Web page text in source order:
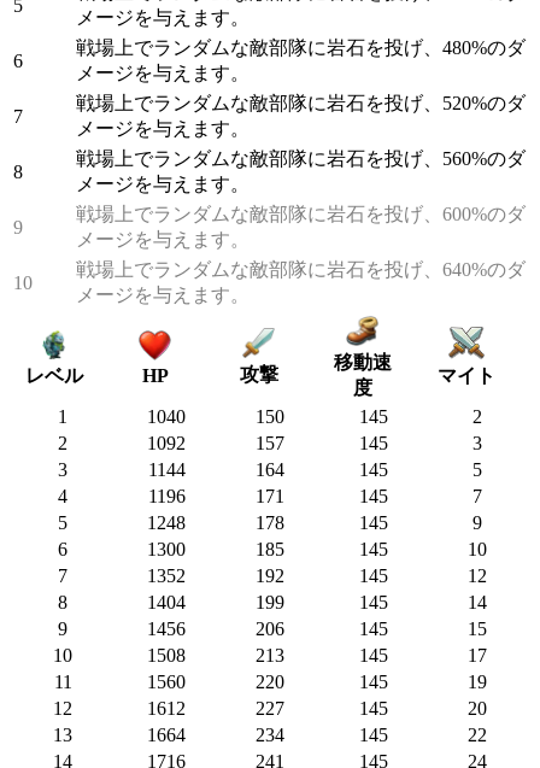
5
メージを与えます。
6
戦場上でランダムな敵部隊に岩石を投げ、480%のダ
メージを与えます。
7
戦場上でランダムな敵部隊に岩石を投げ、520%のダ
メージを与えます。
8
戦場上でランダムな敵部隊に岩石を投げ、560%のダ
メージを与えます。
9
戦場上でランダムな敵部隊に岩石を投げ、600%のダ
メージを与えます。
10
戦場上でランダムな敵部隊に岩石を投げ、640%のダ
メージを与えます。
レベル HP 攻撃
移動速
度
マイト
1 1040 150 145
2
2
1092 157 145
3
3
1144 164 145
5
4
1196 171 145
7
5
1248 178 145
9
6
1300 185 145
10
7
1352 192 145
12
8
1404 199 145
14
9
1456 206 145
15
10
1508 213 145
17
11
1560 220 145
19
12
1612 227 145
20
13
1664 234 145
22
14
1716 241 145 24